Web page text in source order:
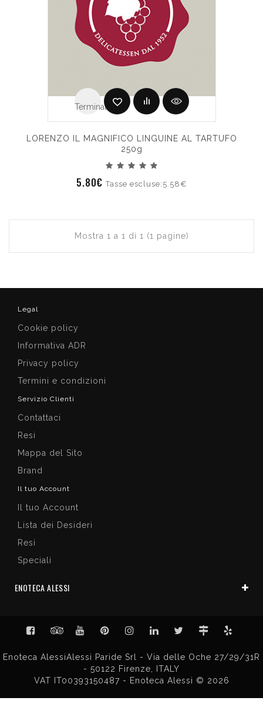
Terminato
LORENZO IL MAGNIFICO LINGUINE AL TARTUFO
250g
5.80€Tasse escluse:5.58€
Mostra 1 a 1 di 1 (1 pagine)
Legal
Cookie policy
Informativa ADR
Privacy policy
Termini e condizioni
Servizio Clienti
Contattaci
Resi
Mappa del Sito
Brand
Il tuo Account
Il tuo Account
Lista dei Desideri
Resi
Speciali
ENOTECA ALESSI
Enoteca AlessiAlessi Paride Srl - Via delle Oche 27/29/31R
- 50122 Firenze, ITALY
VAT IT00393150487 - Enoteca Alessi © 2026